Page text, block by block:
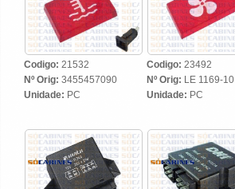
Codigo: 21532
Nº Orig: 3455457090
Unidade: PC
Codigo: 23492
Nº Orig: LE 1169-10
Unidade: PC